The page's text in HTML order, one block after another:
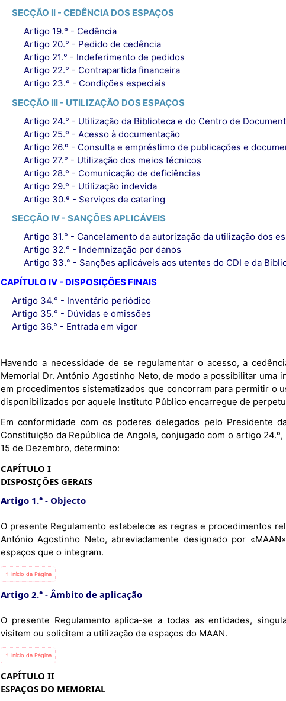
SECÇÃO II - CEDÊNCIA DOS ESPAÇOS
Artigo 19.º - Cedência
Artigo 20.° - Pedido de cedência
Artigo 21.° - Indeferimento de pedidos
Artigo 22.° - Contrapartida financeira
Artigo 23.º - Condições especiais
SECÇÃO III - UTILIZAÇÃO DOS ESPAÇOS
Artigo 24.° - Utilização da Biblioteca e do Centro de
Artigo 25.º - Acesso à documentação
Artigo 26.º - Consulta e empréstimo de publicações e
Artigo 27.° - Utilização dos meios técnicos
Artigo 28.º - Comunicação de deficiências
Artigo 29.º - Utilização indevida
Artigo 30.º - Serviços de catering
SECÇÃO IV - SANÇÕES APLICÁVEIS
Artigo 31.° - Cancelamento da autorização da utilização dos
Artigo 32.° - Indemnização por danos
Artigo 33.° - Sanções aplicáveis aos utentes do CDI e da
CAPÍTULO IV - DISPOSIÇÕES FINAIS
Artigo 34.° - Inventário periódico
Artigo 35.° - Dúvidas e omissões
Artigo 36.° - Entrada em vigor
Havendo a necessidade de se regulamentar o acesso, a
Memorial Dr. António Agostinho Neto, de modo a possibilitar uma
em procedimentos sistematizados que concorram para permitir o
disponibilizados por aquele Instituto Público encarregue de
Em conformidade com os poderes delegados pelo Presidente
Constituição da República de Angola, conjugado com o artigo
15 de Dezembro, determino:
CAPÍTULO I
DISPOSIÇÕES GERAIS
Artigo 1.°
Objecto
O presente Regulamento estabelece as regras e procedimentos
António Agostinho Neto, abreviadamente designado por
espaços que o integram.
⇡ Início da Página
Artigo 2.° Âmbito de aplicação
O presente Regulamento aplica-se a todas as entidades,
visitem ou solicitem a utilização de espaços do MAAN.
⇡ Início da Página
CAPÍTULO II
ESPAÇOS DO MEMORIAL